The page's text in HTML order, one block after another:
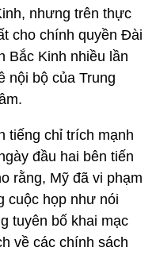
nhưng trên thực
cho chính quyền Đài
Bắc Kinh nhiều lần
nội bộ của Trung
tiếng chỉ trích mạnh
đầu hai bên tiến
rằng, Mỹ đã vi phạm
cuộc họp như nói
tuyên bố khai mạc
về các chính sách